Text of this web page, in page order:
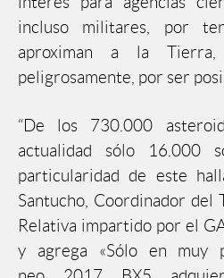
incluso militares, por
aproximan a la Tierra,
peligrosamente, por ser
“De los 730.000
actualidad sólo 16.000
particularidad de este
Santucho, Coordinador
Relativa impartido por el
y agrega «Sólo en muy